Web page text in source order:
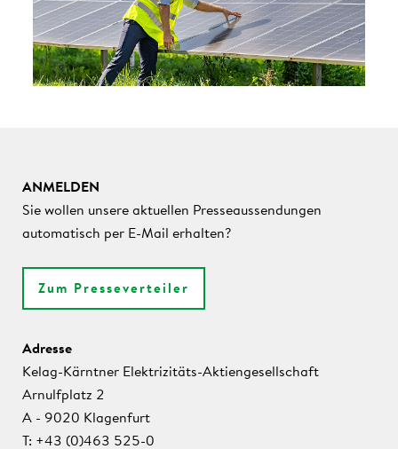
ANMELDEN
Sie wollen unsere aktuellen Presseaussendungen
automatisch per E-Mail erhalten?
Zum Presseverteiler
Adresse
Kelag-Kärntner Elektrizitäts-Aktiengesellschaft
Arnulfplatz 2
A - 9020 Klagenfurt
T: +43 (0)463 525-0